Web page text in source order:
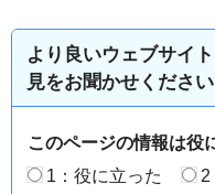
より良いウェブサイ
見をお聞かせください
このページの情報は役
1：役に立った
2